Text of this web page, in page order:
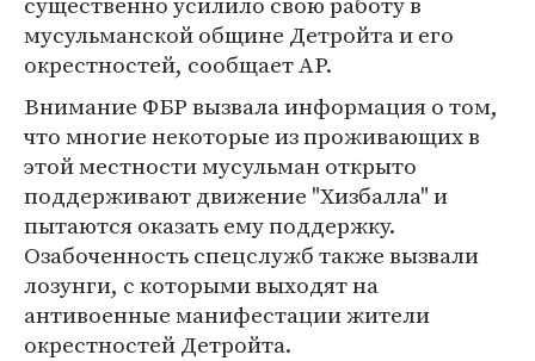
мусульманской общине Детройта и его
окрестностей, сообщает AP.
Внимание ФБР вызвала информация о том,
что многие некоторые из проживающих в
этой местности мусульман открыто
поддерживают движение "Хизбалла" и
пытаются оказать ему поддержку.
Озабоченность спецслужб также вызвали
лозунги, с которыми выходят на
антивоенные манифестации жители
окрестностей Детройта.